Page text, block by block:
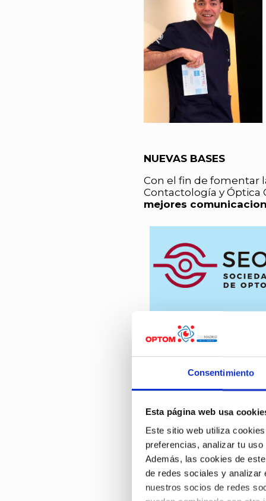
Consentimiento
Esta página web usa
Este sitio web utiliza
preferencias, analizar tu
Además, las cookies de
de redes sociales y analizar
nuestros socios de redes
NUEVAS BASES
Con el fin de fomentar
Contactología y Óptica
mejores
La selección de las
entre los trabajos
Debido al
envío de propuestas
aceptadas para
Online. Los autores